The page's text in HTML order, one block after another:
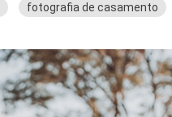
fotografia de casamento